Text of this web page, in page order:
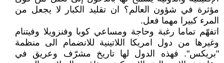
مؤثرة في شؤون العالم؟ ان تقليد الكبار لا يجعل من
المرء كبيرا مهما فعل.
اتفهّم تماما رغبة وحاجة ومساعي كوبا وفنزويلا وفيتنام
وغيرها من دول امريكا اللاتينية للانضمام الى منظمة
"بريكس". فهذه الدول لها تاريخ مشرّف وعريق في